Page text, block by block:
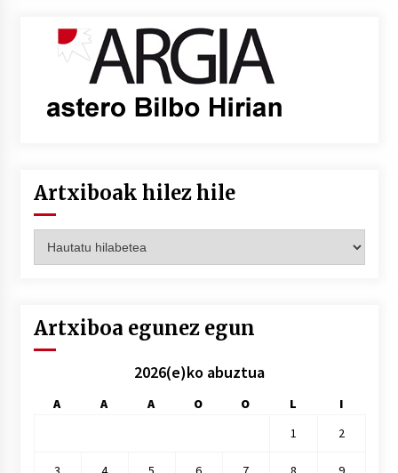
Artxiboak hilez hile
hilez
Artxiboa egunez egun
2026(e)ko abuztua
A A A O O L
I
1
2